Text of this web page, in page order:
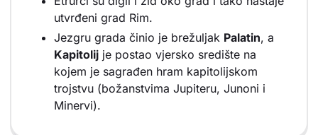
utvrđeni grad Rim.
Jezgru grada činio je brežuljak Palatin, a
Kapitolij je postao vjersko središte na
kojem je sagrađen hram kapitolijskom
trojstvu (božanstvima Jupiteru, Junoni i
Minervi).